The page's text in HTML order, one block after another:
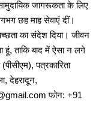
जागरूकता के लिए
छह माह सेवाएं दीं।
का संदेश दिया। जीवन
हूं, ताकि बाद में ऐसा न लगे
पत्रकारिता
देहरादून,
फोन: +91